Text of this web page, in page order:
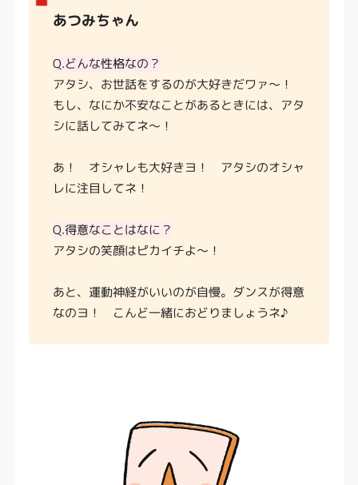
あつみちゃん
Q.どんな性格なの？
アタシ、お世話をするのが大好きだワァ〜！
もし、なにか不安なことがあるときには、アタ
シに話してみてネ〜！
あ！ オシャレも大好きヨ！ アタシのオシャ
レに注目してネ！
Q.得意なことはなに？
アタシの笑顔はピカイチよ〜！
あと、運動神経がいいのが自慢。ダンスが得意
なのヨ！ こんど一緒におどりましょうネ♪